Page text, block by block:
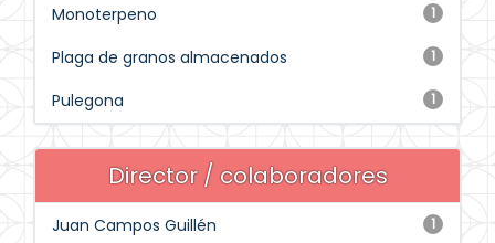
1
Monoterpeno
1
Plaga de granos almacenados
1
Pulegona
Director / colaboradores
1
Juan Campos Guillén